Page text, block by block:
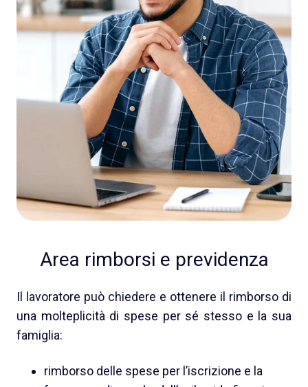
Area rimborsi e previdenza
Il lavoratore può chiedere e ottenere il rimborso di
una molteplicità di spese per sé stesso e la sua
famiglia:
rimborso delle spese per l’iscrizione e la